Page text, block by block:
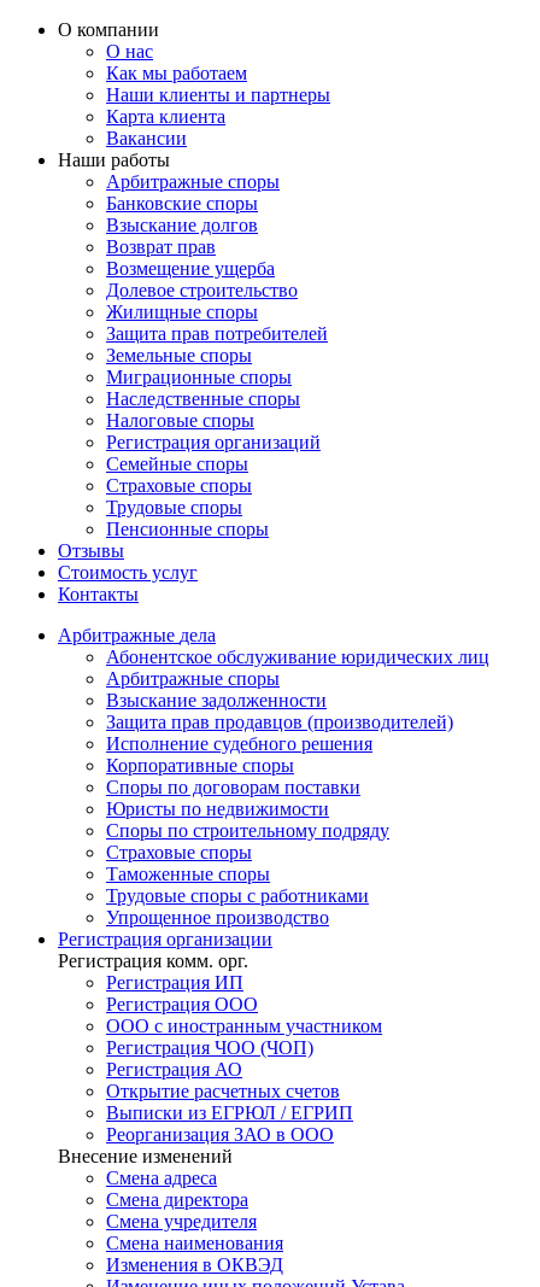
О компании
О нас
Как мы работаем
Наши клиенты и партнеры
Карта клиента
Вакансии
Наши работы
Арбитражные споры
Банковские споры
Взыскание долгов
Возврат прав
Возмещение ущерба
Долевое строительство
Жилищные споры
Защита прав потребителей
Земельные споры
Миграционные споры
Наследственные споры
Налоговые споры
Регистрация организаций
Семейные споры
Страховые споры
Трудовые споры
Пенсионные споры
Отзывы
Стоимость услуг
Контакты
Арбитражные дела
Абонентское обслуживание юридических лиц
Арбитражные споры
Взыскание задолженности
Защита прав продавцов (производителей)
Исполнение судебного решения
Корпоративные споры
Споры по договорам поставки
Юристы по недвижимости
Споры по строительному подряду
Страховые споры
Таможенные споры
Трудовые споры с работниками
Упрощенное производство
Регистрация организации
Регистрация комм. орг.
Регистрация ИП
Регистрация ООО
ООО с иностранным участником
Регистрация ЧОО (ЧОП)
Регистрация АО
Открытие расчетных счетов
Выписки из ЕГРЮЛ / ЕГРИП
Реорганизация ЗАО в ООО
Внесение изменений
Смена адреса
Смена директора
Cмена учредителя
Смена наименования
Изменения в ОКВЭД